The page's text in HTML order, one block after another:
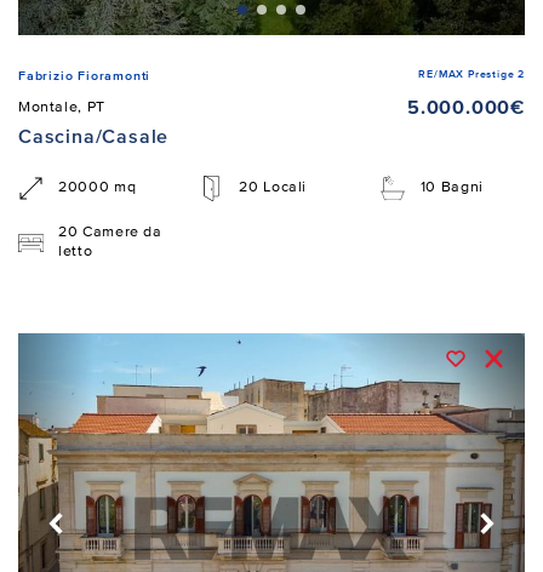
Fabrizio Fioramonti RE/MAX Prestige 2
Montale, PT
5.000.000€
Cascina/Casale
20000 mq 20 Locali 10 Bagni
20 Camere da
letto